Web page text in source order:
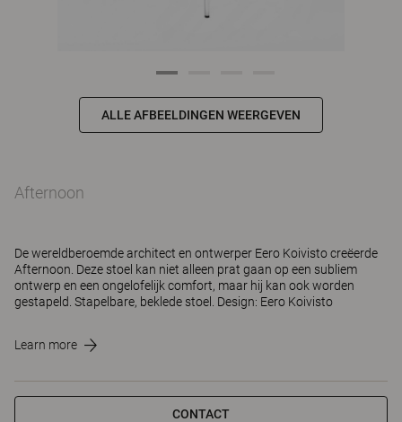
ALLE AFBEELDINGEN WEERGEVEN
Afternoon
De wereldberoemde architect en ontwerper Eero Koivisto creëerde
Afternoon. Deze stoel kan niet alleen prat gaan op een subliem
ontwerp en een ongelofelijk comfort, maar hij kan ook worden
gestapeld. Stapelbare, beklede stoel. Design: Eero Koivisto
Learn more
CONTACT